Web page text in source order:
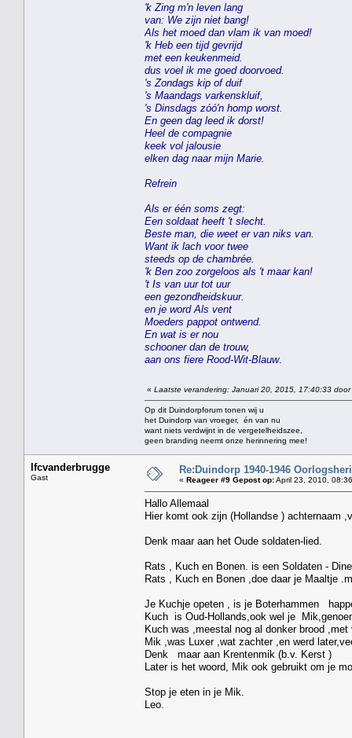
'k Zing m'n leven lang
van: We zijn niet bang!
Als het moed dan vlam ik van moed!
'k Heb een tijd gevrijd
met een keukenmeid.
dus voel ik me goed doorvoed.
's Zondags kip of duif
's Maandags varkenskluif,
's Dinsdags zóó'n homp worst.
En geen dag leed ik dorst!
Heel de compagnie
keek vol jalousie
elken dag naar mijn Marie.
Refrein
Als er één soms zegt:
Een soldaat heeft 't slecht.
Beste man, die weet er van niks van.
Want ik lach voor twee
steeds op de chambrée.
'k Ben zoo zorgeloos als 't maar kan!
't Is van uur tot uur
een gezondheidskuur.
en je word Als vent
Moeders pappot ontwend.
En wat is er nou
schooner dan de trouw,
aan ons fiere Rood-Wit-Blauw.
« Laatste verandering: Januari 20, 2015, 17:40:33 door
Op dit Duindorpforum tonen wij u
het Duindorp van vroeger, én van nu
want niets verdwijnt in de vergetelheidszee,
geen branding neemt onze herinnering mee!
lfcvanderbrugge
Gast
Re:Duindorp 1940-1946
« Reageer #9 Gepost op:April 23, 2010,
Hallo Allemaal
Hier komt ook zijn (Hollandse ) achternaam
Denk maar aan het Oude soldaten-lied.
Rats , Kuch en Bonen. is een Soldaten -
Rats , Kuch en Bonen ,doe daar je Maaltje
Je Kuchje opeten , is je Boterhammen
Kuch is Oud-Hollands,ook wel je
Kuch was ,meestal nog al donker brood ,met
Mik ,was Luxer ,wat zachter ,en werd
Denk maar aan Krentenmik (b.v. Kerst )
Later is het woord, Mik ook gebruikt om je
Stop je eten in je Mik.
Leo.